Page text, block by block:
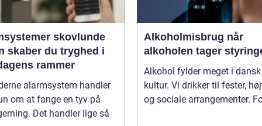
skovlunde
skaber du tryghed i
rammer
alarmsystem handler
om at fange en tyv på
Det handler lige så
Alkoholmisbrug når
alkoholen tager
Alkohol fylder meget i dansk
kultur. Vi drikker til fester,
og sociale arrangementer.